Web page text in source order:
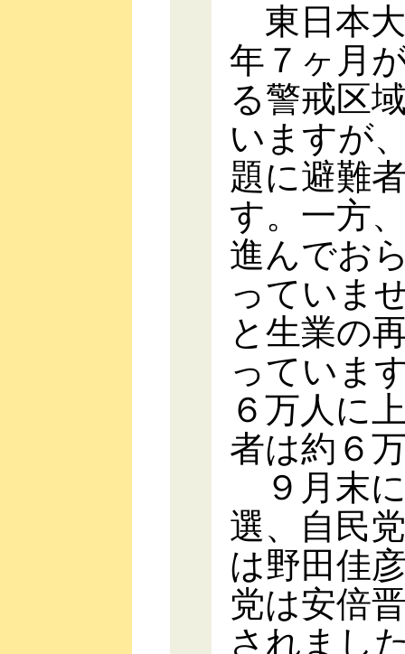
東日本
年７ヶ月
る警戒区
いますが
題に避難
す。一方
進んでお
っていま
と生業の
っていま
６万人に
者は約６
９月末
選、自民
は野田佳
党は安倍
されまし